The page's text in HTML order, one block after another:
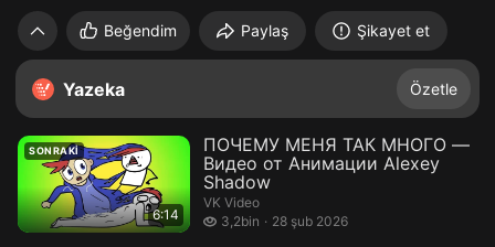
Beğendim Paylaş Şikayet et
Yazeka Özetle
SONRAKI
6:14
ПОЧЕМУ МЕНЯ ТАК МНОГО —
Видео от Анимации Alexey
Shadow
VK Video
3,2bin
3,2 bin izleme28 şub 2026